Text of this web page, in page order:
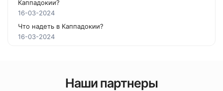
Каппадокии?
16-03-2024
Что надеть в Каппадокии?
16-03-2024
Наши партнеры